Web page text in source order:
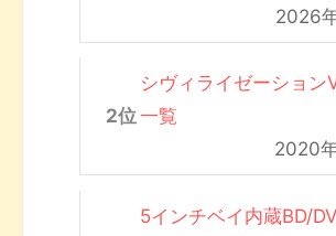
2026
シヴィライゼーション
一覧
2020
5インチベイ内蔵BD/